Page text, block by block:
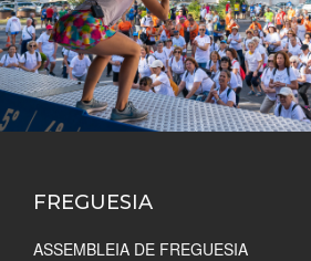
FREGUESIA
ASSEMBLEIA DE FREGUESIA